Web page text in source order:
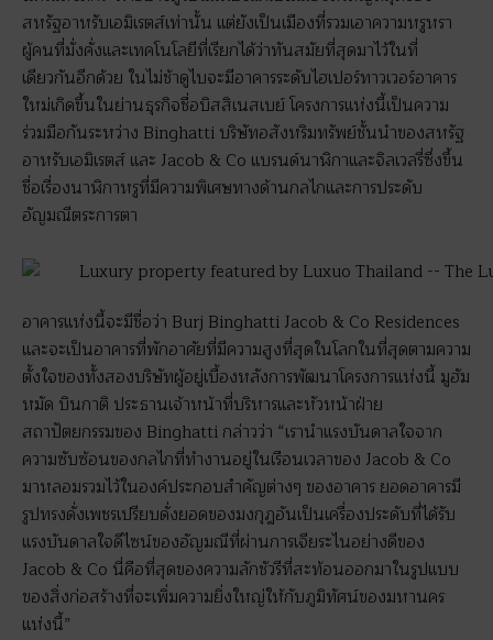
สหรัฐอาหรับเอมิเรตส์เท่านั้น แต่ยังเป็นเมืองที่รวมเอาความหรูหรา
ผู้คนที่มั่งคั่งและเทคโนโลยีที่เรียกได้ว่าทันสมัยที่สุดมาไว้ในที่
เดียวกันอีกด้วย ในไม่ช้าดูไบจะมีอาคารระดับไฮเปอร์ทาวเวอร์อาคาร
ใหม่เกิดขึ้นในย่านธุรกิจชื่อบิสสิเนสเบย์ โครงการแห่งนี้เป็นความ
ร่วมมือกันระหว่าง Binghatti บริษัทอสังหริมทรัพย์ชั้นนำของสหรัฐ
อาหรับเอมิเรตส์ และ Jacob & Co แบรนด์นาฬิกาและจิลเวลรี่ซึ่งขึ้น
ชื่อเรื่องนาฬิกาหรูที่มีความพิเศษทางด้านกลไกและการประดับ
อัญมณีตระการตา
อาคารแห่งนี้จะมีชื่อว่า Burj Binghatti Jacob & Co Residences
และจะเป็นอาคารที่พักอาศัยที่มีความสูงที่สุดในโลกในที่สุดตามความ
ตั้งใจของทั้งสองบริษัทผู้อยู่เบื้องหลังการพัฒนาโครงการแห่งนี้ มูฮัม
หมัด บินกาติ ประธานเจ้าหน้าที่บริหารและหัวหน้าฝ่าย
สถาปัตยกรรมของ Binghatti กล่าวว่า “เรานำแรงบันดาลใจจาก
ความซับซ้อนของกลไกที่ทำงานอยู่ในเรือนเวลาของ Jacob & Co
มาหลอมรวมไว้ในองค์ประกอบสำคัญต่างๆ ของอาคาร ยอดอาคารมี
รูปทรงดั่งเพชรเปรียบดั่งยอดของมงกุฎอันเป็นเครื่องประดับที่ได้รับ
แรงบันดาลใจดีไซน์ของอัญมณีที่ผ่านการเจียระไนอย่างดีของ
Jacob & Co นี่คือที่สุดของความลักชัวรีที่สะท้อนออกมาในรูปแบบ
ของสิ่งก่อสร้างที่จะเพิ่มความยิ่งใหญ่ให้กับภูมิทัศน์ของมหานคร
แห่งนี้”